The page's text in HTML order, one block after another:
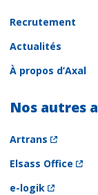
Recrutement
Actualités
À propos d’Axal
Nos autres
Artrans
Elsass Office
e-logik